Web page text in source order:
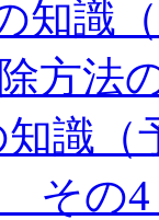
知識
方法
知識
定